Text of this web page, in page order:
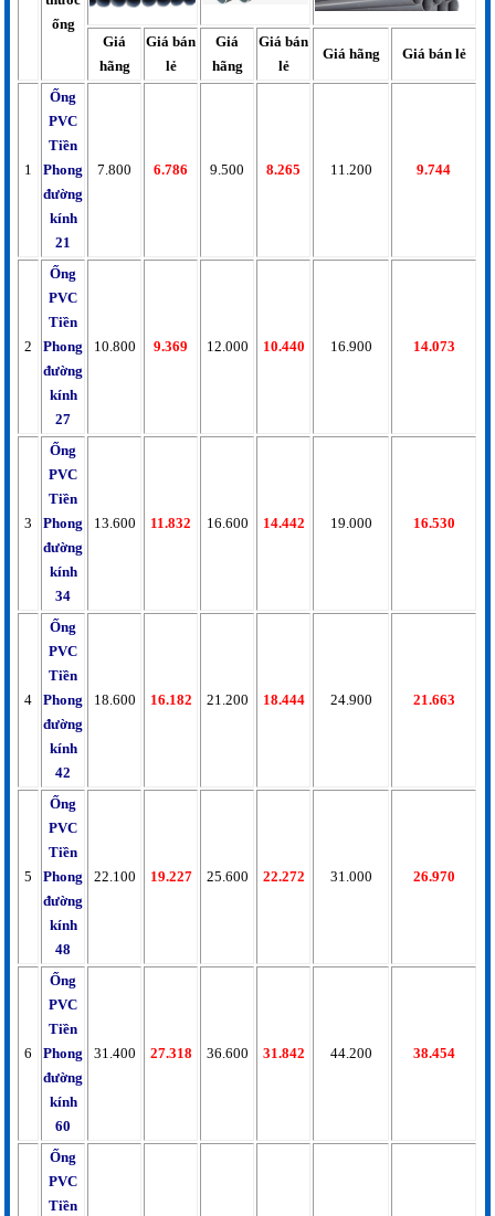
ống
Giá
hãng
Giá bán
lẻ
Giá
hãng
Giá bán
lẻ
Giá hãng Giá bán lẻ
1
Ống
PVC
Tiền
Phong
đường
kính
21
7.800 6.786 9.500 8.265 11.200 9.744
2
Ống
PVC
Tiền
Phong
đường
kính
27
10.800 9.369 12.000 10.440 16.900 14.073
3
Ống
PVC
Tiền
Phong
đường
kính
34
13.600 11.832 16.600 14.442 19.000 16.530
4
Ống
PVC
Tiền
Phong
đường
kính
42
18.600 16.182 21.200 18.444 24.900 21.663
5
Ống
PVC
Tiền
Phong
đường
kính
48
22.100 19.227 25.600 22.272 31.000 26.970
6
Ống
PVC
Tiền
Phong
đường
kính
60
31.400 27.318 36.600 31.842 44.200 38.454
Ống
PVC
Tiền